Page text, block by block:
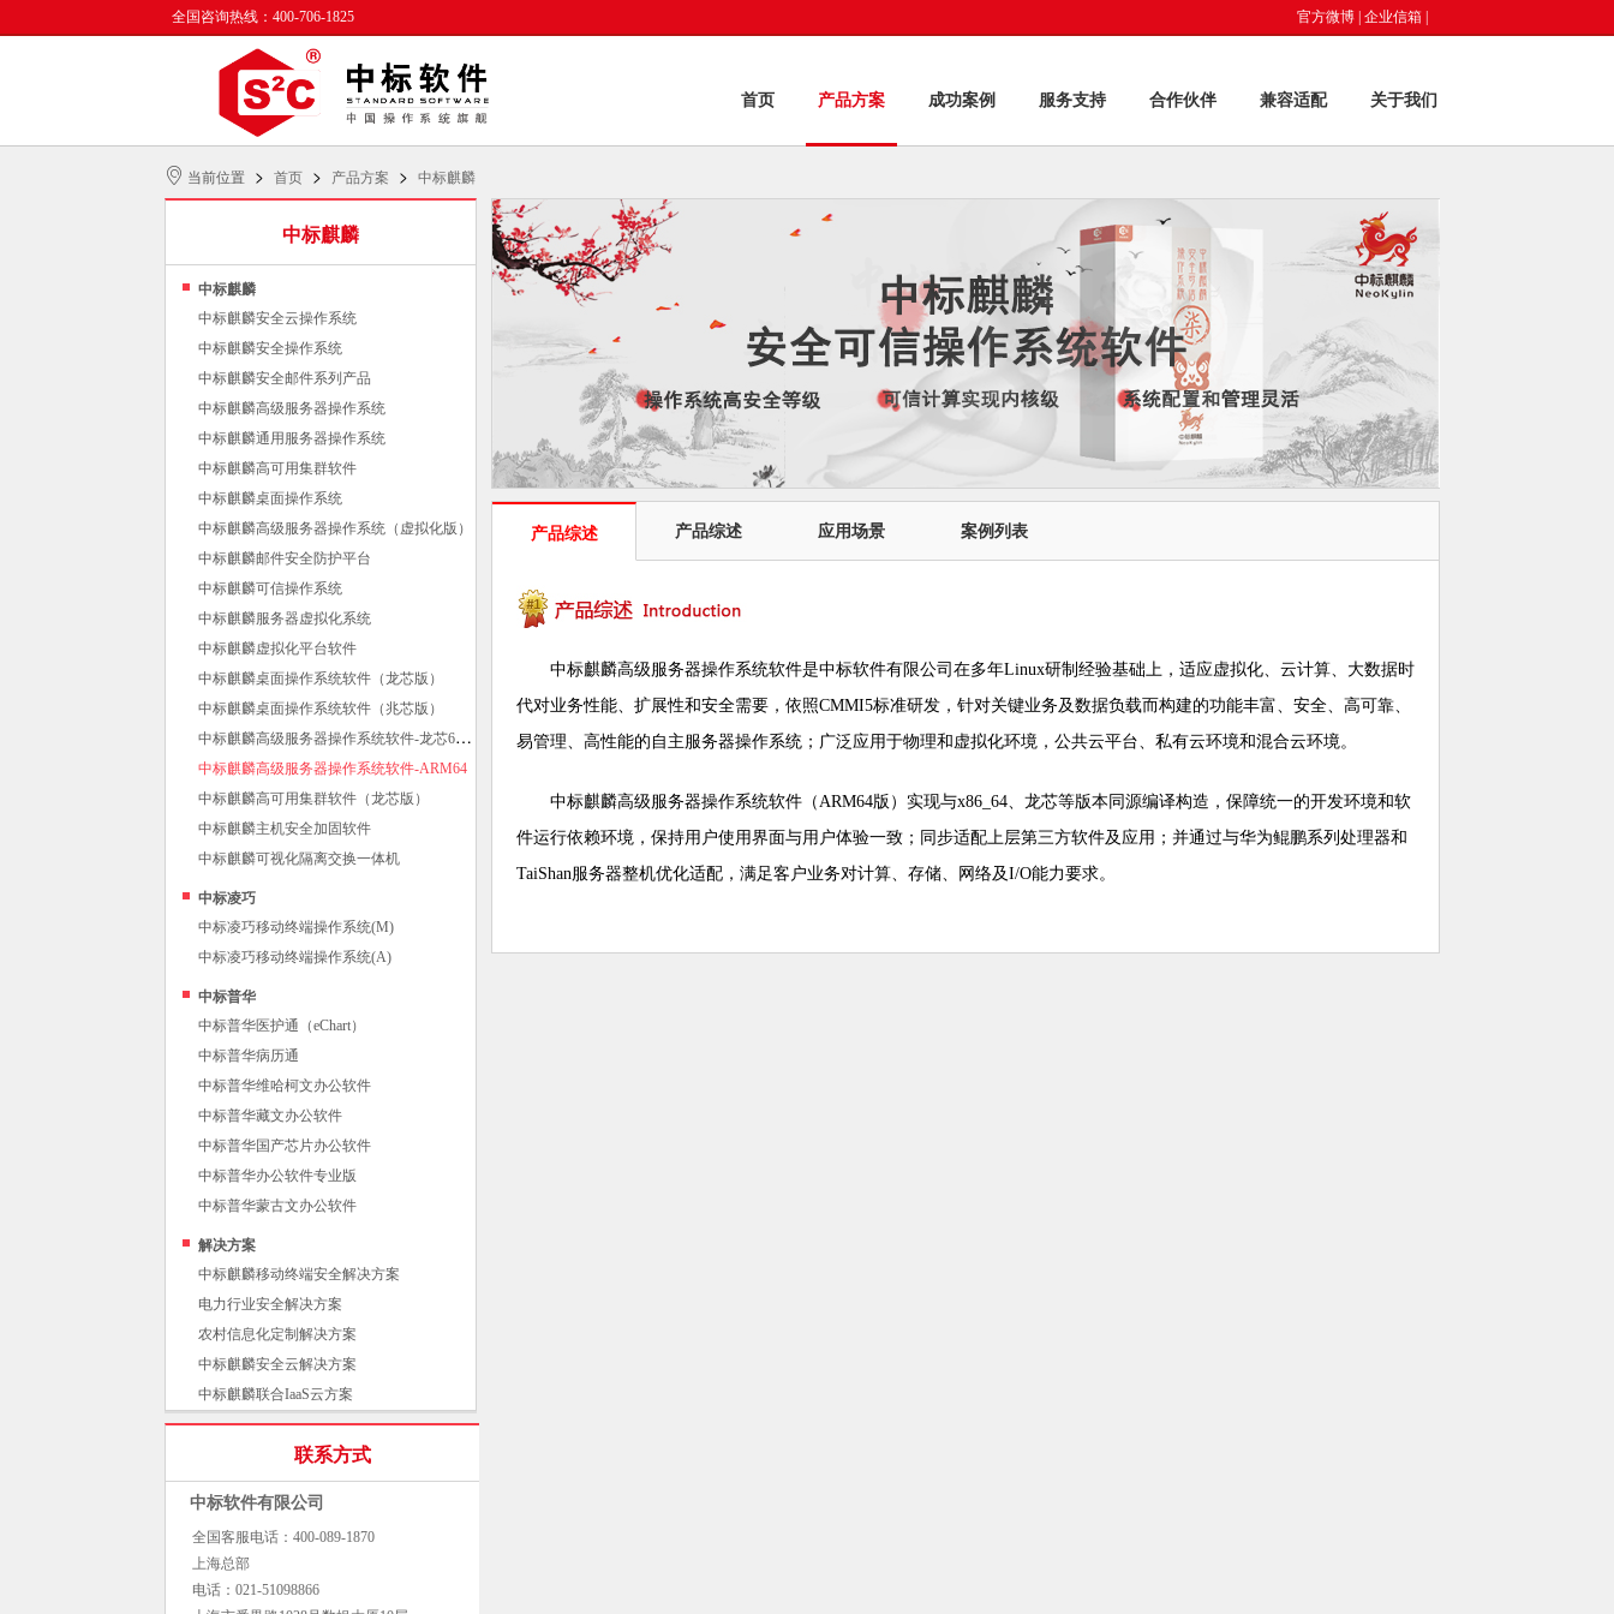
全国咨询热线：400-706-1825 官方微博 企业信箱
首页 产品方案 成功案例 服务支持 合作伙伴 兼容适配 关于我们
当前位置 > 首页 > 产品方案 > 中标麒麟
中标麒麟
中标麒麟
中标麒麟安全云操作系统
中标麒麟安全操作系统
中标麒麟安全邮件系列产品
中标麒麟高级服务器操作系统
中标麒麟通用服务器操作系统
中标麒麟高可用集群软件
中标麒麟桌面操作系统
中标麒麟高级服务器操作系统（虚拟化版）
中标麒麟邮件安全防护平台
中标麒麟可信操作系统
中标麒麟服务器虚拟化系统
中标麒麟虚拟化平台软件
中标麒麟桌面操作系统软件（龙芯版）
中标麒麟桌面操作系统软件（兆芯版）
中
标麒麟高级服务器操作系统软件-龙芯64位
中标麒麟高级服务器操作系统软件-ARM64
中标麒麟高可用集群软件（龙芯版）
中标麒麟主机安全加固软件
中标麒麟可视化隔离交换一体机
中标凌巧
中标凌巧移动终端操作系统(M)
中标凌巧移动终端操作系统(A)
中标普华
中标普华医护通（eChart）
中标普华病历通
中标普华维哈柯文办公软件
中标普华藏文办公软件
中标普华国产芯片办公软件
中标普华办公软件专业版
中标普华蒙古文办公软件
解决方案
中标麒麟移动终端安全解决方案
电力行业安全解决方案
农村信息化定制解决方案
中标麒麟安全云解决方案
中标麒麟联合IaaS云方案
联系方式
中标软件有限公司
全国客服电话：400-089-1870
上海总部
电话：021-51098866
产品综述 产品综述 应用场景 案例列表
中标麒麟高级服务器操作系统软件是中标软件有限公司在多年Linux研制经验基础上，适应虚拟化、云计算、大数据时
代对业务性能、扩展性和安全需要，依照CMMI5标准研发，针对关键业务及数据负载而构建的功能丰富、安全、高可靠、
易管理、高性能的自主服务器操作系统；广泛应用于物理和虚拟化环境，公共云平台、私有云环境和混合云环境。
中标麒麟高级服务器操作系统软件（ARM64版）实现与x86_64、龙芯等版本同源编译构造，保障统一的开发环境和软
件运行依赖环境，保持用户使用界面与用户体验一致；同步适配上层第三方软件及应用；并通过与华为鲲鹏系列处理器和
TaiShan服务器整机优化适配，满足客户业务对计算、存储、网络及I/O能力要求。